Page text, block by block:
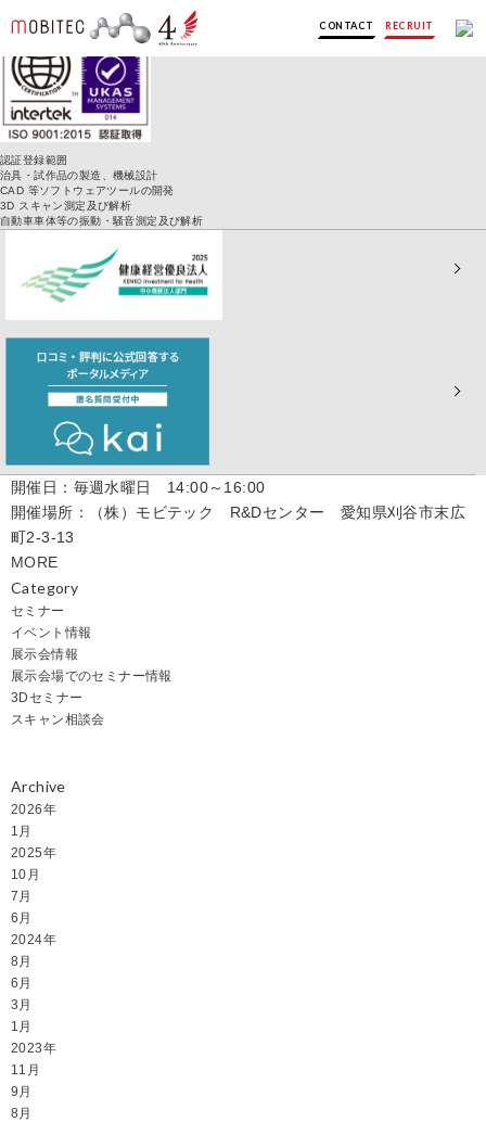
CONTACT RECRUIT
モビテックTOP
イベント情報
Category
セミナー
GOM Scan1無料操作体験会
水曜日開催！JR東海道本線「東刈谷」駅より徒歩7分で参加しや
すい操作体験会！3Dスキャナを導入検討中の方に、実際の3Dスキ
ャナの操作体験や弊社技術者からの説明等を通じ、より実践的に
3Dスキャナへの理解を深めていただく内容となっております。
開催日：毎週水曜日 14:00～16:00
開催場所：（株）モビテック R&Dセンター 愛知県刈谷市末広
町2-3-13
MORE
Category
セミナー
イベント情報
展示会情報
展示会場でのセミナー情報
3Dセミナー
スキャン相談会
Archive
2026年
1月
2025年
10月
7月
6月
2024年
8月
6月
3月
1月
2023年
11月
9月
8月
認証登録範囲
治具・試作品の製造、機械設計
CAD 等ソフトウェアツールの開発
3D スキャン測定及び解析
自動車車体等の振動・騒音測定及び解析